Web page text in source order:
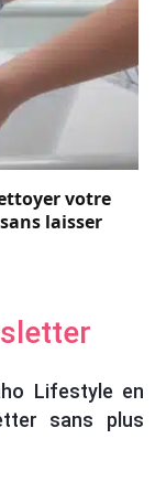
votre
laisser
Lifestyle en
sans plus